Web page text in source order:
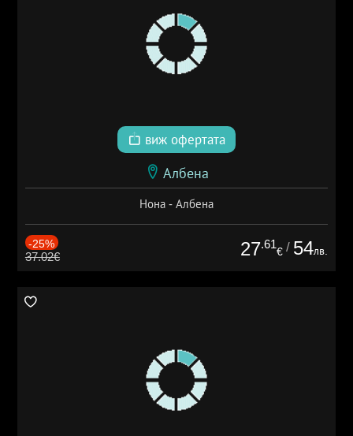
виж офертата
Албена
Нона - Албена
-25%
37.02€ 27.61
€ / 54лв.